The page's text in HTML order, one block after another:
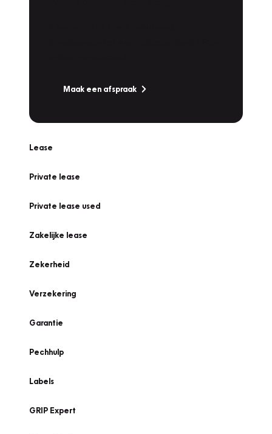
Maak een afspraak
Lease
Private lease
Private lease used
Zakelijke lease
Zekerheid
Verzekering
Garantie
Pechhulp
Labels
GRIP Expert